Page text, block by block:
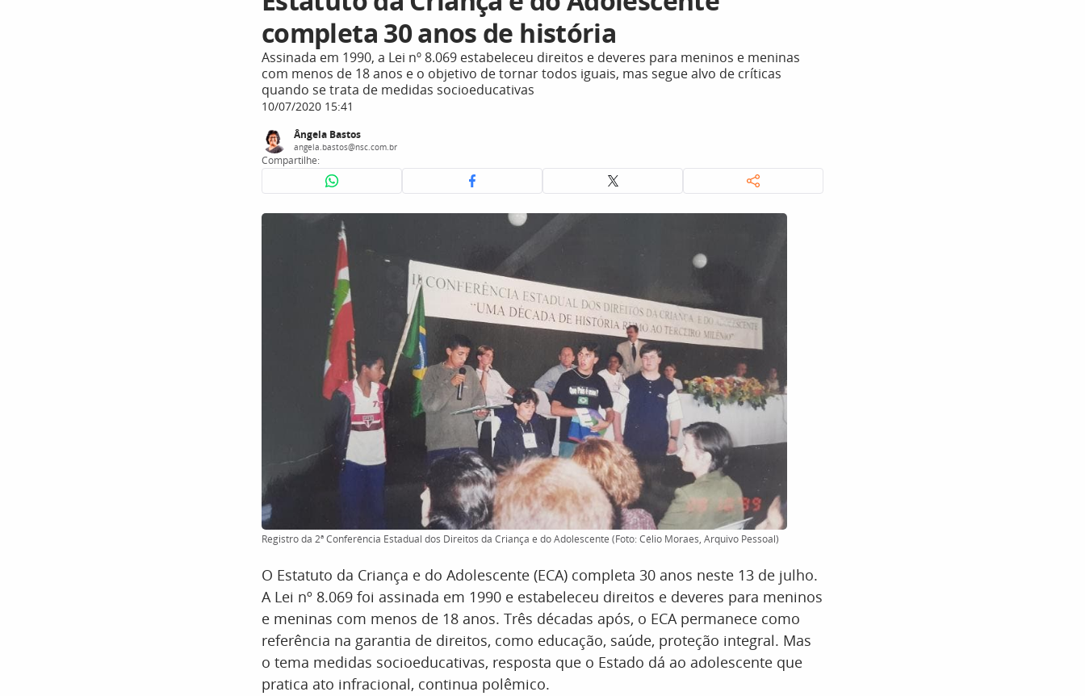
completa 30 anos de história
Assinada em 1990, a Lei nº 8.069 estabeleceu direitos e deveres para meninos e meninas
com menos de 18 anos e o objetivo de tornar todos iguais, mas segue alvo de críticas
quando se trata de medidas socioeducativas
10/07/2020 15:41
Ângela Bastos
angela.bastos@nsc.com.br
Compartilhe:
Registro da 2ª Conferência Estadual dos Direitos da Criança e do Adolescente (Foto: Célio Moraes, Arquivo Pessoal)
O Estatuto da Criança e do Adolescente (ECA) completa 30 anos neste 13 de julho.
A Lei nº 8.069 foi assinada em 1990 e estabeleceu direitos e deveres para meninos
e meninas com menos de 18 anos. Três décadas após, o ECA permanece como
referência na garantia de direitos, como educação, saúde, proteção integral. Mas
o tema medidas socioeducativas, resposta que o Estado dá ao adolescente que
pratica ato infracional, continua polêmico.